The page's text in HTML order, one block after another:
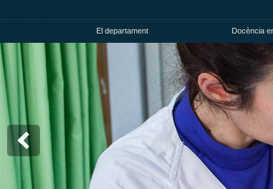
El departament Docència